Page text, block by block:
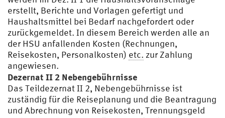
erstellt, Berichte und Vorlagen gefertigt und
Haushaltsmittel bei Bedarf nachgefordert oder
zurückgemeldet. In diesem Bereich werden alle an
der HSU anfallenden Kosten (Rechnungen,
Reisekosten, Personalkosten) etc. zur Zahlung
angewiesen.
Dezernat II 2 Nebengebührnisse
Das Teildezernat II 2, Nebengebührnisse ist
zuständig für die Reiseplanung und die Beantragung
und Abrechnung von Reisekosten, Trennungsgeld